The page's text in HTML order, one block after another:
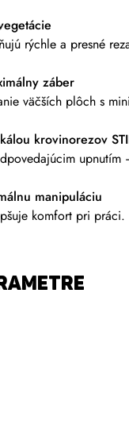
rýchle a presné
záber
väčších plôch s
krovinorezov
manipuláciu
komfort pri práci.